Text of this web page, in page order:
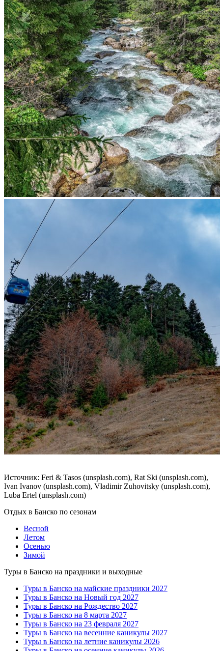
Источник: Feri & Tasos (unsplash.com), Rat Ski (unsplash.com),
Ivan Ivanov (unsplash.com), Vladimir Zuhovitsky (unsplash.com),
Luba Ertel (unsplash.com)
Отдых в Банско по сезонам
Весной
Летом
Осенью
Зимой
Туры в Банско на праздники и выходные
Туры в Банско на майские праздники 2027
Туры в Банско на Новый год 2027
Туры в Банско на Рождество 2027
Туры в Банско на 8 марта 2027
Туры в Банско на 23 февраля 2027
Туры в Банско на весенние каникулы 2027
Туры в Банско на летние каникулы 2026